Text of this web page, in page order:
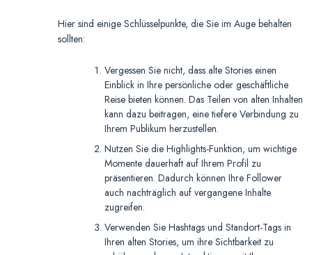
Hier sind einige Schlüsselpunkte, die Sie im Auge behalten
sollten:
Vergessen Sie nicht, dass alte Stories einen
Einblick in Ihre persönliche oder geschäftliche
Reise bieten können. Das Teilen von alten Inhalten
kann dazu beitragen, eine tiefere Verbindung zu
Ihrem Publikum herzustellen.
Nutzen Sie die Highlights-Funktion, um wichtige
Momente dauerhaft auf Ihrem Profil zu
präsentieren. Dadurch können Ihre Follower
auch nachträglich auf vergangene Inhalte
zugreifen.
Verwenden Sie Hashtags und Standort-Tags in
Ihren alten Stories, um ihre Sichtbarkeit zu